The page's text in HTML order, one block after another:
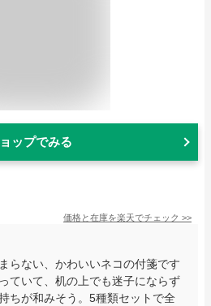
ップでみる
価格と在庫を楽天でチェック >>
らない、かわいいネコの付箋です
ていて、机の上でも迷子にならず
ちが和みそう。5種類セットで全